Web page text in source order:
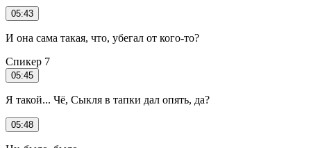
05:43
И она сама такая, что, убегал от кого-то?
Спикер 7
05:45
Я такой... Чё, Сыкля в тапки дал опять, да?
05:48